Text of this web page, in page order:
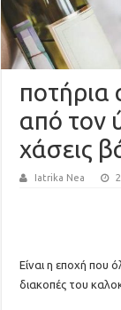
ποτήρια
από τον
χάσεις
Iatrika Nea
Είναι η εποχή που
διακοπές του